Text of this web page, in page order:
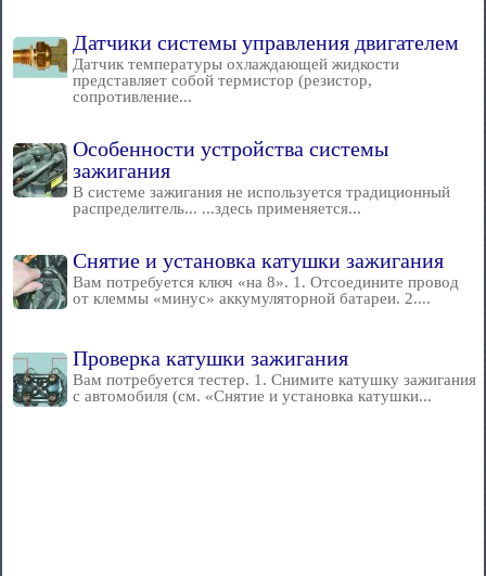
Датчики системы управления двигателем
Датчик температуры охлаждающей жидкости
представляет собой термистор (резистор,
сопротивление...
Особенности устройства системы
зажигания
В системе зажигания не используется традиционный
распределитель... ...здесь применяется...
Снятие и установка катушки зажигания
Вам потребуется ключ «на 8». 1. Отсоедините провод
от клеммы «минус» аккумуляторной батареи. 2....
Проверка катушки зажигания
Вам потребуется тестер. 1. Снимите катушку зажигания
с автомобиля (см. «Снятие и установка катушки...